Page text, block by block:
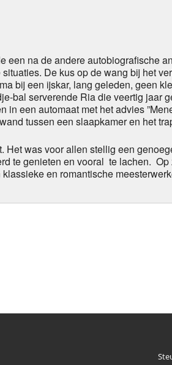
na de andere autobiografische
De kus op de wang bij het
bij een ijskar, lang geleden, geen
bal serverende Ria die veertig jaar
een automaat met het advies
tussen een slaapkamer en het
was voor allen stellig een
te genieten en vooral te lachen.
en romantische